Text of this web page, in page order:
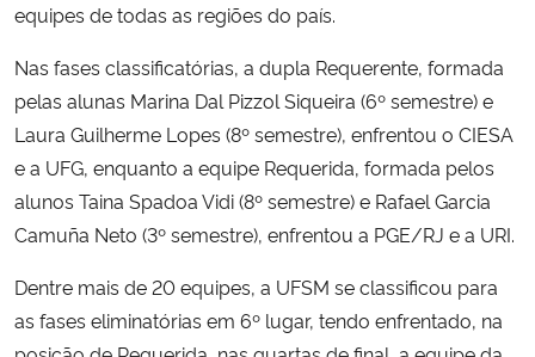
Ministério do Meio Ambiente
Ministério do Turismo
Ministério do Desenvolvimento Regional
Controladoria-Geral da União
Secretaria-Geral
equipes de todas as regiões do país.
Nas fases classificatórias, a dupla Requerente, formada
pelas alunas Marina Dal Pizzol Siqueira (6º semestre) e
Laura Guilherme Lopes (8º semestre), enfrentou o CIESA
e a UFG, enquanto a equipe Requerida, formada pelos
alunos Taina Spadoa Vidi (8º semestre) e Rafael Garcia
Camuña Neto (3º semestre), enfrentou a PGE/RJ e a URI.
Dentre mais de 20 equipes, a UFSM se classificou para
as fases eliminatórias em 6º lugar, tendo enfrentado, na